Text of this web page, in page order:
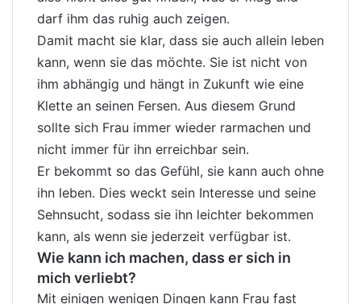
darf ihm das ruhig auch zeigen.
Damit macht sie klar, dass sie auch allein leben
kann, wenn sie das möchte. Sie ist nicht von
ihm abhängig und hängt in Zukunft wie eine
Klette an seinen Fersen. Aus diesem Grund
sollte sich Frau immer wieder rarmachen und
nicht immer für ihn erreichbar sein.
Er bekommt so das Gefühl, sie kann auch ohne
ihn leben. Dies weckt sein Interesse und seine
Sehnsucht, sodass sie ihn leichter bekommen
kann, als wenn sie jederzeit verfügbar ist.
Wie kann ich machen, dass er sich in
mich verliebt?
Mit einigen wenigen Dingen kann Frau fast